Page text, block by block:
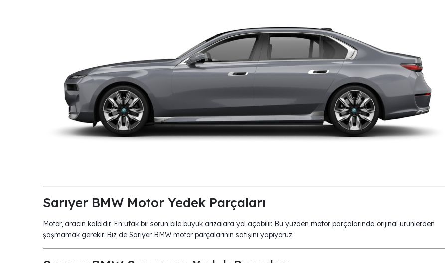
Sarıyer BMW Motor Yedek Parçaları
Motor, aracın kalbidir. En ufak bir sorun bile büyük arızalara yol açabilir. Bu yüzden motor parçalarında orijinal ürünlerden
şaşmamak gerekir. Biz de Sarıyer BMW motor parçalarının satışını yapıyoruz.